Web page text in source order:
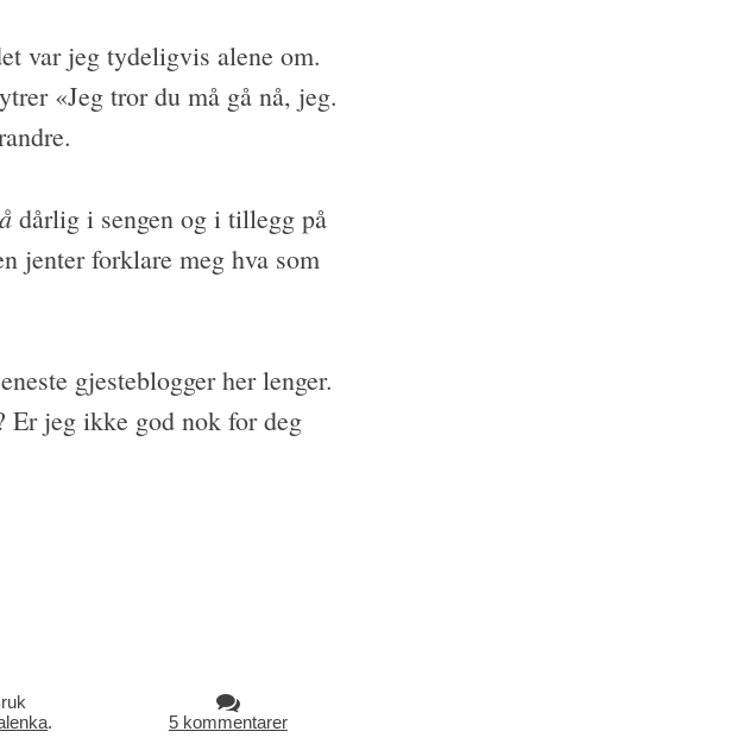
var jeg tydeligvis alene om.
«Jeg tror du må gå nå, jeg.
dårlig i sengen og i tillegg på
jenter forklare meg hva som
gjesteblogger her lenger.
Er jeg ikke god nok for deg
. 5 kommentarer